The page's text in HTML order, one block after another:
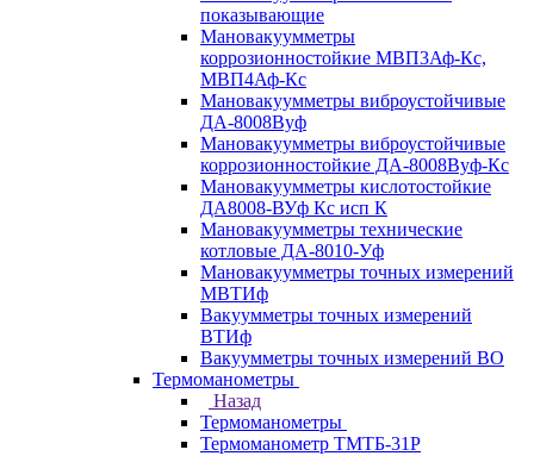
показывающие
Мановакуумметры
коррозионностойкие МВП3Аф-Кс,
МВП4Аф-Кс
Мановакуумметры виброустойчивые
ДА-8008Вуф
Мановакуумметры виброустойчивые
коррозионностойкие ДА-8008Вуф-Кс
Мановакуумметры кислотостойкие
ДА8008-ВУф Кс исп К
Мановакуумметры технические
котловые ДА-8010-Уф
Мановакуумметры точных измерений
МВТИф
Вакуумметры точных измерений
ВТИф
Вакуумметры точных измерений ВО
Термоманометры
Назад
Термоманометры
Термоманометр ТМТБ-31Р